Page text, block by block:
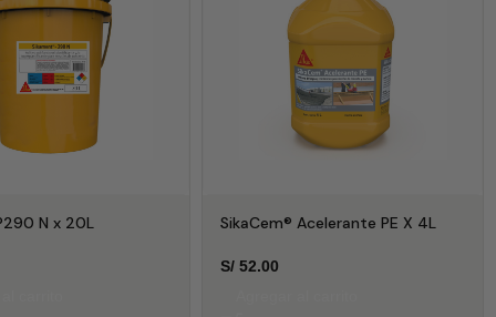
N x 20L SikaCem® Acelerante PE X 4L
S/52.00